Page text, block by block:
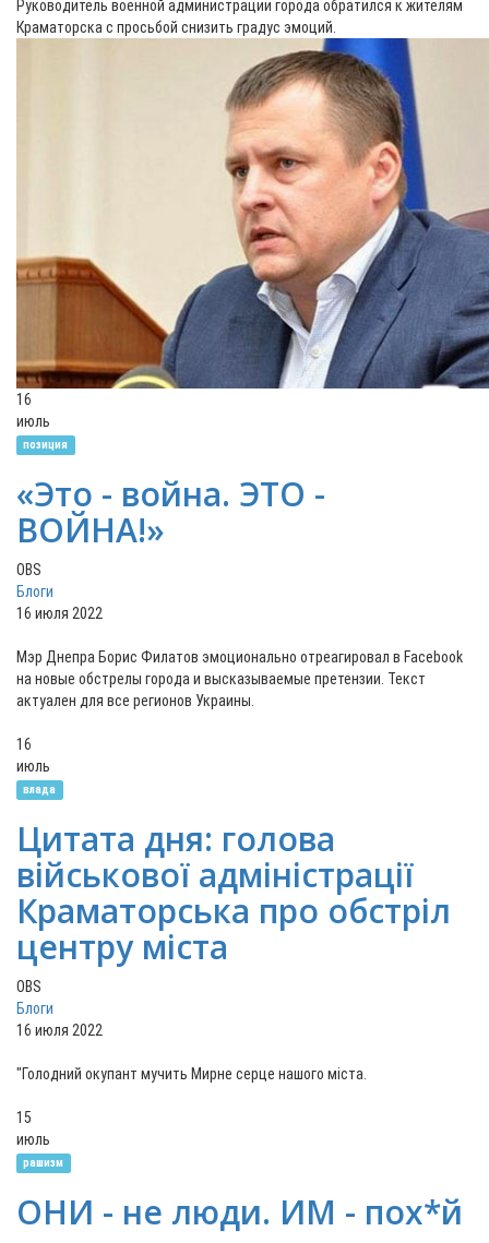
Руководитель военной администрации города обратился к жителям
Краматорска с просьбой снизить градус эмоций.
16
июль
позиция
«Это - война. ЭТО -
ВОЙНА!»
OBS
Блоги
16 июля 2022
Мэр Днепра Борис Филатов эмоционально отреагировал в Facebook
на новые обстрелы города и высказываемые претензии. Текст
актуален для все регионов Украины.
16
июль
влада
Цитата дня: голова
військової адміністрації
Краматорська про обстріл
центру міста
OBS
Блоги
16 июля 2022
"Голодний окупант мучить Мирне серце нашого міста.
15
июль
рашизм
ОНИ - не люди. ИМ - пох*й